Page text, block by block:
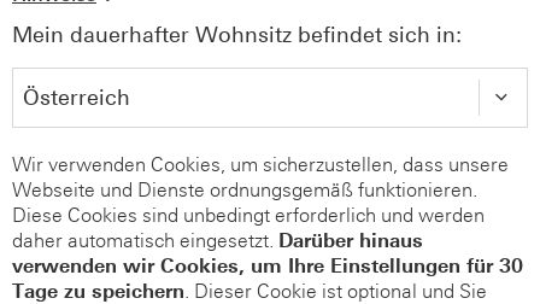
Mein dauerhafter Wohnsitz befindet sich in:
Wir verwenden Cookies, um sicherzustellen, dass unsere
Webseite und Dienste ordnungsgemäß funktionieren.
Diese Cookies sind unbedingt erforderlich und werden
daher automatisch eingesetzt. Darüber hinaus
verwenden wir Cookies, um Ihre Einstellungen für 30
Tage zu speichern. Dieser Cookie ist optional und Sie